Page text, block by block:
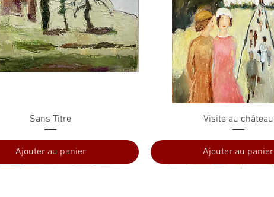
Aperçu rapide
Sans Titre
Ajouter au panier
Aperçu rapide
Visite au château
Ajouter au panier